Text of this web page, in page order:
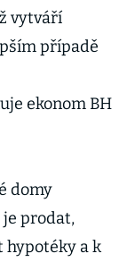
vytváří
případě
ekonom BH
domy
je prodat,
hypotéky a k